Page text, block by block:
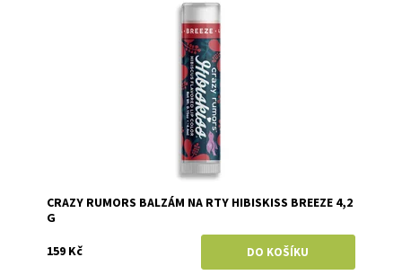
Crazy Rumors
CRAZY RUMORS BALZÁM NA RTY HIBISKISS BREEZE 4,2
G
159 Kč